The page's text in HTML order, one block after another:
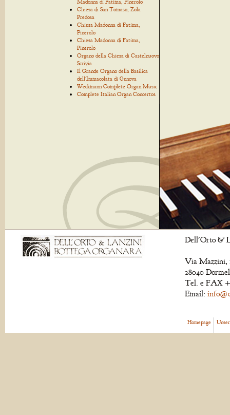
Madonna di Fatima, Pinerolo
Chiesa di San Tomaso, Zola
Predosa
Chiesa Madonna di Fatima,
Pinerolo
Chiesa Madonna di Fatima,
Pinerolo
Organo della Chiesa di Castelnuovo
Scrivia
Il Grande Organo della Basilica
dell'Immacolata di Genova
Weckmann Complete Organ Music
Complete Italian Organ Concertos
Dell'Orto &
Via Mazzini,
28040
Tel. e FAX
Email:
Homepage